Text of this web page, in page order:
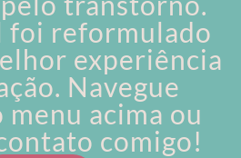
foi reformulado
experiência
Navegue
menu acima ou
comigo!